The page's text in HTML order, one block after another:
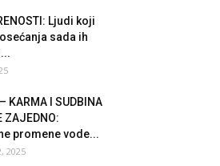
Ljudi koji
sada ih
KARMA I SUDBINA
ZAJEDNO:
promene vode...
2025